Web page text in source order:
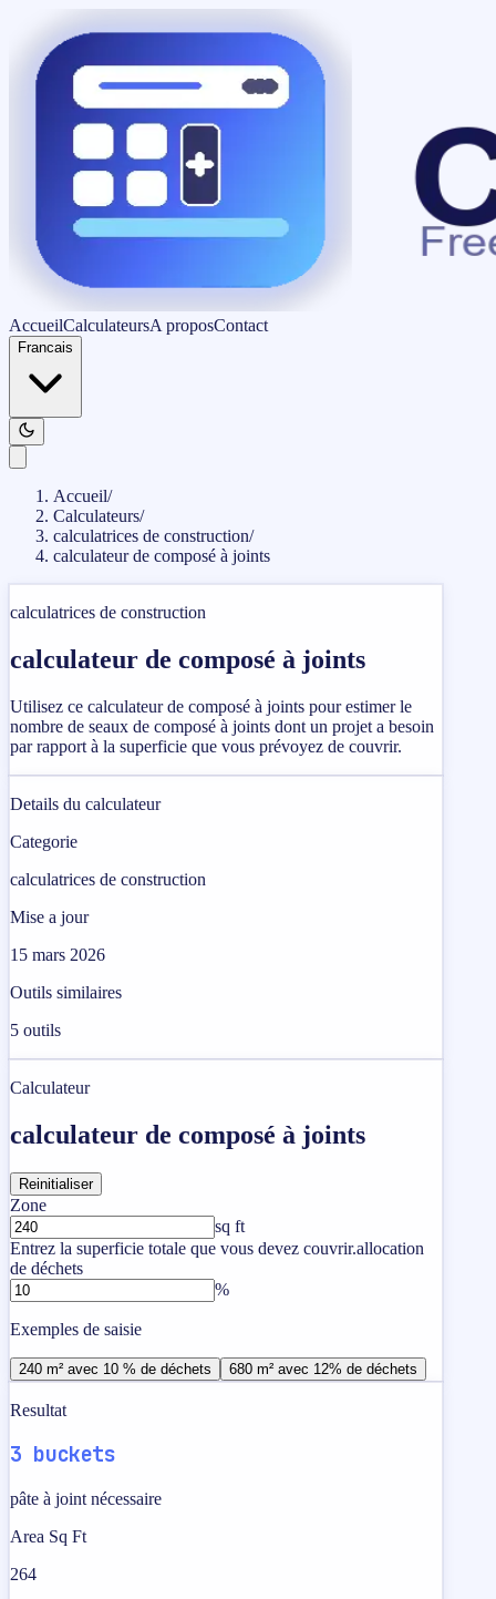
AccueilCalculateursA proposContact
Francais
Accueil/
Calculateurs/
calculatrices de construction/
calculateur de composé à joints
calculatrices de construction
calculateur de composé à joints
Utilisez ce calculateur de composé à joints pour estimer le
nombre de seaux de composé à joints dont un projet a besoin
par rapport à la superficie que vous prévoyez de couvrir.
Details du calculateur
Categorie
calculatrices de construction
Mise a jour
15 mars 2026
Outils similaires
5 outils
Calculateur
calculateur de composé à joints
Reinitialiser
Zone
sq ft
Entrez la superficie totale que vous devez couvrir.allocation
de déchets
%
Exemples de saisie
240 m² avec 10 % de déchets 680 m² avec 12% de déchets
Resultat
3 buckets
pâte à joint nécessaire
Area Sq Ft
264